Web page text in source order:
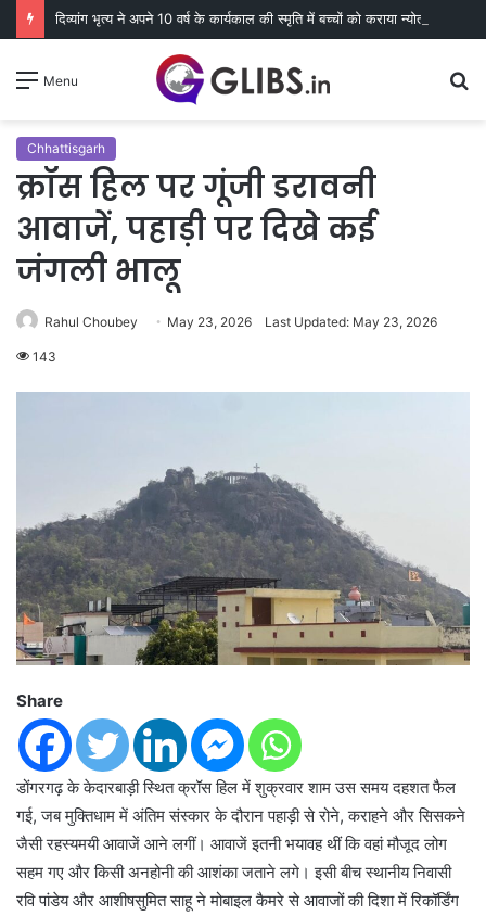
Menu
Chhattisgarh
क्रॉस हिल पर गूंजी डरावनी
आवाजें, पहाड़ी पर दिखे कई
जंगली भालू
Rahul Choubey May 23, 2026 Last Updated: May 23, 2026
143
Share
डोंगरगढ़ के केदारबाड़ी स्थित क्रॉस हिल में शुक्रवार शाम उस समय दहशत फैल
गई, जब मुक्तिधाम में अंतिम संस्कार के दौरान पहाड़ी से रोने, कराहने और सिसकने
जैसी रहस्यमयी आवाजें आने लगीं। आवाजें इतनी भयावह थीं कि वहां मौजूद लोग
सहम गए और किसी अनहोनी की आशंका जताने लगे। इसी बीच स्थानीय निवासी
रवि पांडेय और आशीषसुमित साहू ने मोबाइल कैमरे से आवाजों की दिशा में रिकॉर्डिंग